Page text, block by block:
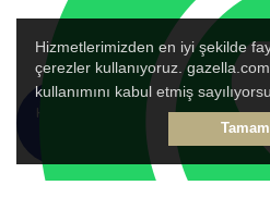
Hizmetlerimizden en iyi şekilde
çerezler kullanıyoruz.
kullanımını kabul etmiş
Tamam
HEMEN
TALEP
FORMU